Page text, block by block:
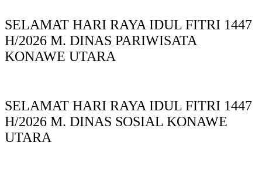
SELAMAT HARI RAYA IDUL FITRI 1447
H/2026 M. DINAS PARIWISATA
KONAWE UTARA
SELAMAT HARI RAYA IDUL FITRI 1447
H/2026 M. DINAS SOSIAL KONAWE
UTARA